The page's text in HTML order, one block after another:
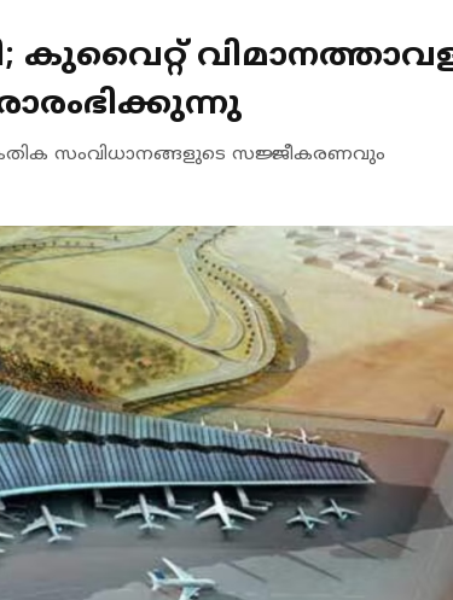
കുവൈറ്റ്
സംവിധാനങ്ങളുടെ സജ്ജീകരണവും